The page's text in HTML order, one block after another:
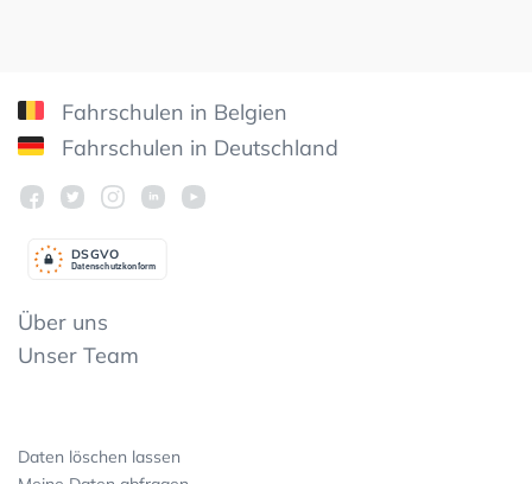
Fahrschulen in Belgien
Fahrschulen in Deutschland
Datenschutzkonform
DSGVO
Über uns
Unser Team
Daten löschen lassen